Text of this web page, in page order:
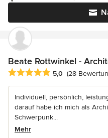
Beate Rottwinkel -
Durchschnittliche
5,0 (28
Individuell, persönlich,
darauf habe ich mich als
Schwerpunk...
Mehr